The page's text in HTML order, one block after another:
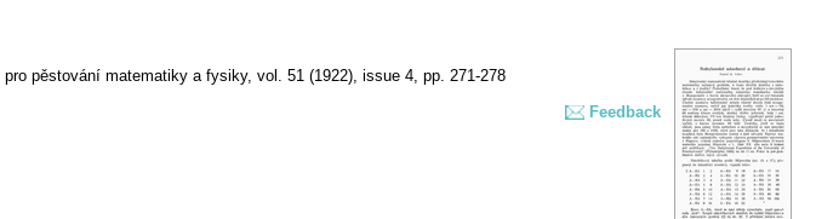
pro pěstování matematiky a fysiky, vol. 51 (1922), issue 4, pp. 271-278
Feedback